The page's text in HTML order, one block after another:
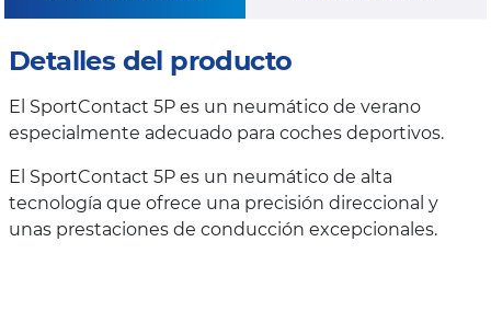
Detalles del producto
El SportContact 5P es un neumático de verano
especialmente adecuado para coches deportivos.
El SportContact 5P es un neumático de alta
tecnología que ofrece una precisión direccional y
unas prestaciones de conducción excepcionales.